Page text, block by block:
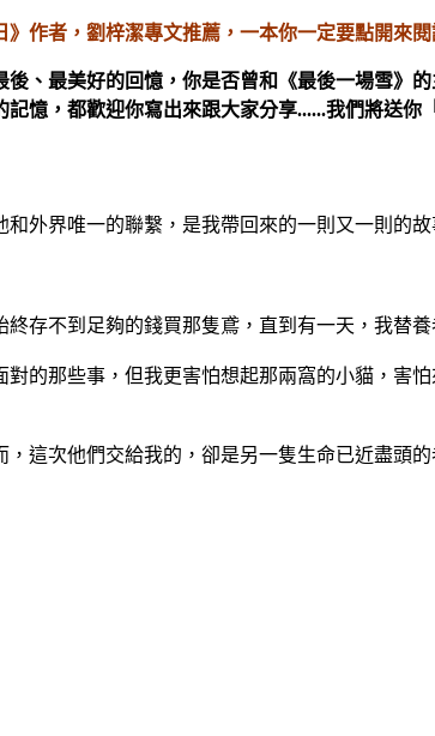
作者，劉梓潔專文推薦，一本你一定要點開來閱
、最美好的回憶，你是否曾和《最後一場雪》
憶，都歡迎你寫出來跟大家分享......我們將送你
外界唯一的聯繫，是我帶回來的一則又一則的
存不到足夠的錢買那隻鳶，直到有一天，我替
的那些事，但我更害怕想起那兩窩的小貓，害
，這次他們交給我的，卻是另一隻生命已近盡頭